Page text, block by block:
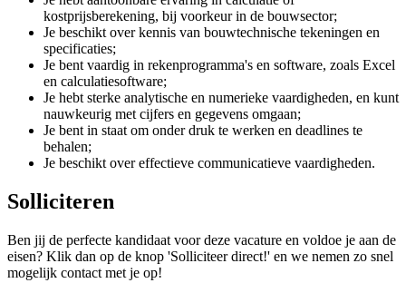
kostprijsberekening, bij voorkeur in de bouwsector;
Je beschikt over kennis van bouwtechnische tekeningen en
specificaties;
Je bent vaardig in rekenprogramma's en software, zoals Excel
en calculatiesoftware;
Je hebt sterke analytische en numerieke vaardigheden, en kunt
nauwkeurig met cijfers en gegevens omgaan;
Je bent in staat om onder druk te werken en deadlines te
behalen;
Je beschikt over effectieve communicatieve vaardigheden.
Solliciteren
Ben jij de perfecte kandidaat voor deze vacature en voldoe je aan de
eisen? Klik dan op de knop 'Solliciteer direct!' en we nemen zo snel
mogelijk contact met je op!